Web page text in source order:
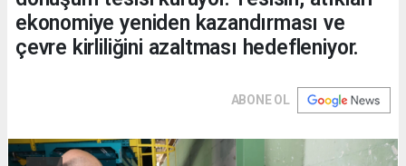
ekonomiye yeniden kazandırması ve
çevre kirliliğini azaltması hedefleniyor.
ABONE OL